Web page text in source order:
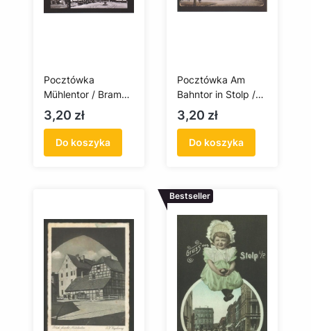
Pocztówka
Mühlentor / Brama
Młyńska w Słupsku.
Neue Tor / Nowa
Brama. Markt /
Stary Rynek
Cena
3,20 zł
Do koszyka
Pocztówka Am
Bahntor in Stolp /
Skrzyżowanie ulic
Henryka
Sienkiewicza i
Jedności
Cena
3,20 zł
Do koszyka
Bestseller